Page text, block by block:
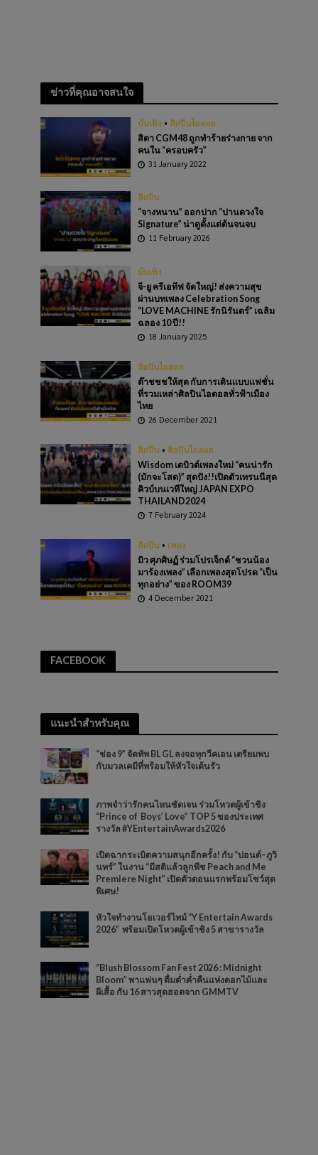
ข่าวที่คุณอาจสนใจ
บันเทิง • ศิลปินไอดอล
สิตา CGM48 ถูกทำร้ายร่างกาย จาก
คนใน “ครอบครัว”
31 January 2022
ศิลปิน
“จางหนาน” ออกปาก “ปานดวงใจ
Signature” น่าดูตั้งแต่ต้นจนจบ
11 February 2026
บันเทิง
จี-ยู ครีเอทีฟ จัดใหญ่! ส่งความสุข
ผ่านบทเพลง Celebration Song
“LOVE MACHINE รักนิรันดร์” เฉลิม
ฉลอง 10 ปี!!
18 January 2025
ศิลปินไอดอล
ต๊าชชชให้สุด กับการเดินเเบบเเฟชั่น
ที่รวมเหล่าศิลปินไอดอลทั่วฟ้าเมือง
ไทย
26 December 2021
ศิลปิน • ศิลปินไอดอล
Wisdom เดบิวต์เพลงใหม่ “คนน่ารัก
(มักจะโสด)” สุดปัง!!เปิดตัวเทรนนีสุด
คิวบ์บนเวทีใหญ่ JAPAN EXPO
THAILAND2024
7 February 2024
ศิลปิน • เพลง
มิว ศุภศิษฏ์ ร่วมโปรเจ็กต์ “ชวนน้อง
มาร้องเพลง” เลือกเพลงสุดโปรด “เป็น
ทุกอย่าง” ของ ROOM39
4 December 2021
FACEBOOK
แนะนำสำหรับคุณ
“ช่อง 9” จัดทัพ BL GL ลงจอทุกวีคเอน เตรียมพบ
กับมวลเคมีที่พร้อมให้หัวใจเต้นรัว
ภาพจำว่ารักคนไหนชัดเจน ร่วมโหวตผู้เข้าชิง
“Prince of Boys’ Love” TOP 5 ของประเทศ
รางวัล #YEntertainAwards2026
เปิดฉากระเบิดความสนุกอีกครั้ง! กับ “ปอนด์–ภูวิ
นทร์” ในงาน “มีสติแล้วลูกพีช Peach and Me
Premiere Night” เปิดตัวตอนแรกพร้อมโชว์สุด
พิเศษ!
หัวใจทำงานโอเวอร์ไทม์ “Y Entertain Awards
2026” พร้อมเปิดโหวตผู้เข้าชิง 5 สาขารางวัล
“Blush Blossom Fan Fest 2026 : Midnight
Bloom” พาแฟนๆ ดื่มด่ำค่ำคืนแห่งดอกไม้และ
ผีเสื้อ กับ 16 สาวสุดฮอตจาก GMMTV